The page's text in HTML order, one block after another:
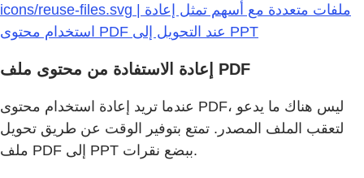
icons/reuse-files.svg | ملفات متعددة مع أسهم تمثل إعادة
استخدام محتوى PDF عند التحويل إلى PPT
إعادة الاستفادة من محتوى ملف PDF
عندما تريد إعادة استخدام محتوى PDF، ليس هناك ما يدعو
لتعقب الملف المصدر. تمتع بتوفير الوقت عن طريق تحويل
ملف PDF إلى PPT ببضع نقرات.